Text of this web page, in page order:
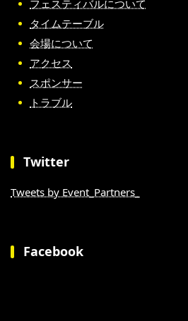
フェスティバルについて
タイムテーブル
会場について
アクセス
スポンサー
トラブル
Twitter
Tweets by Event_Partners_
Facebook